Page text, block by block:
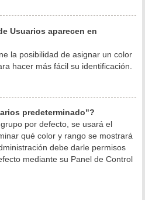
Usuarios aparecen en
la posibilidad de asignar un color
hacer más fácil su identificación.
predeterminado"?
por defecto, se usará el
qué color y rango se mostrará
debe darle permisos
mediante su Panel de Control